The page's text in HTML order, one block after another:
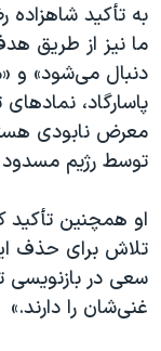
به تأکید
ما نیز از طریق
دنبال می​‌شود» و
پاسارگاد،
معرض نابودی
توسط رژیم
او همچنین تأکید
تلاش برای حذف
سعی در بازنویسی
غنی‌شان را دارند.»